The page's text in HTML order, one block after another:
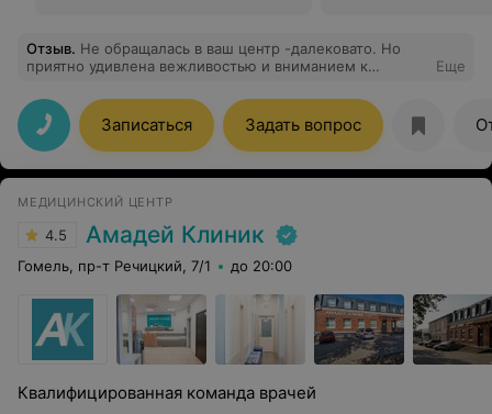
Отзыв. Не обращалась в ваш центр -далековато. Но
приятно удивлена вежливостью и вниманием к
Гомеля такого уважения к пациентам! Успехов и
здоровья персоналу!
Еще
Записаться Задать вопрос
МЕДИЦИНСКИЙ ЦЕНТР
4.5 Амадей Клиник
Гомель, пр-т Речицкий, 7/1 до 20:00
Квалифицированная команда врачей